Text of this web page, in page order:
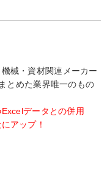
械・資材関連メーカー
とめた業界唯一のもの
データとの併用
アップ！